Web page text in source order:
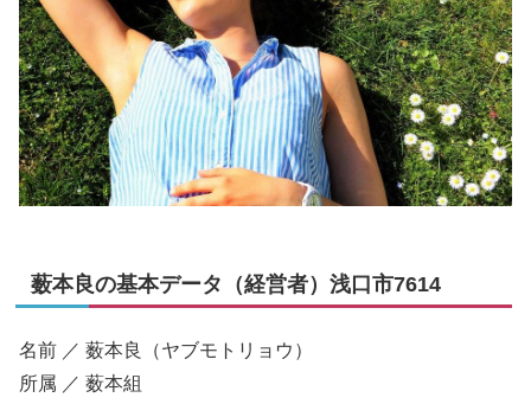
薮本良の基本データ（経営者）浅口市7614
名前 ／ 薮本良（ヤブモトリョウ）
所属 ／ 薮本組